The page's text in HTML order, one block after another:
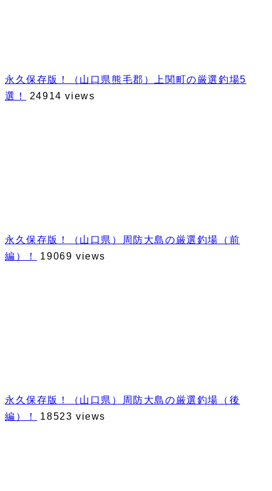
永久保存版！（山口県熊毛郡）上関町の厳選釣場5
選！
24914 views
永久保存版！（山口県）周防大島の厳選釣場（前
編）！
19069 views
永久保存版！（山口県）周防大島の厳選釣場（後
編）！
18523 views